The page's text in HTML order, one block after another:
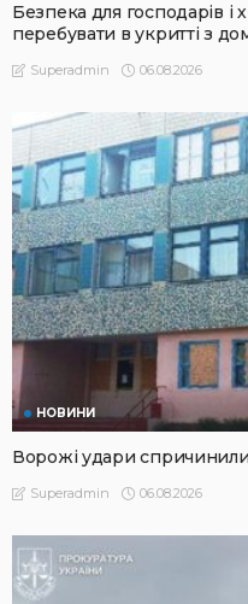
Безпека для господарів і
перебувати в укритті з
Superadmin 06.08.2026
НОВИНИ
Ворожі удари
Superadmin 06.08.2026